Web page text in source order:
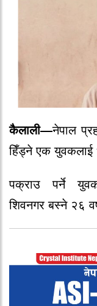
कैलाली—नेपाल
हिँड्ने एक युवकलाई
पक्राउ पर्ने युवक
शिवनगर बस्ने २६